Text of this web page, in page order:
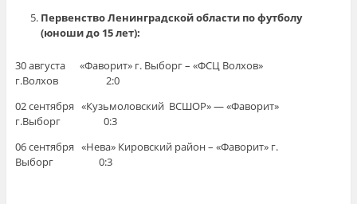
Первенство Ленинградской области по футболу
(юноши до 15 лет):
30 августа «Фаворит» г. Выборг – «ФСЦ Волхов»
г.Волхов 2:0
02 сентября «Кузьмоловский ВСШОР» — «Фаворит»
г.Выборг 0:3
06 сентября «Нева» Кировский район – «Фаворит» г.
Выборг 0:3